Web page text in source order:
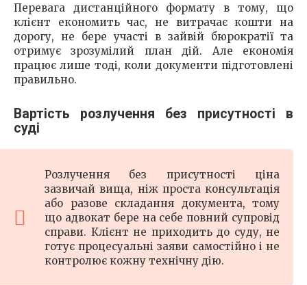
Перевага дистанційного формату в тому, що
клієнт економить час, не витрачає кошти на
дорогу, не бере участі в зайвій бюрократії та
отримує зрозумілий план дій. Але економія
працює лише тоді, коли документи підготовлені
правильно.
Вартість розлучення без присутності в
суді
Розлучення без присутності ціна
зазвичай вища, ніж проста консультація
або разове складання документа, тому
що адвокат бере на себе повний супровід
справи. Клієнт не приходить до суду, не
готує процесуальні заяви самостійно і не
контролює кожну технічну дію.